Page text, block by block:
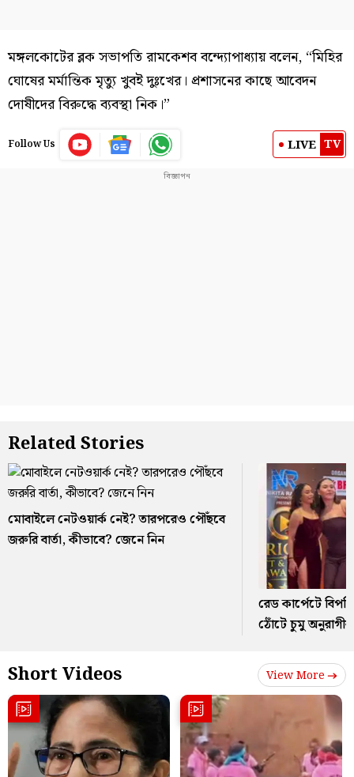
মঙ্গলকোটের ব্লক সভাপতি রামকেশব বন্দ্যোপাধ্যায় বলেন, “মিহির
ঘোষের মর্মান্তিক মৃত্যু খুবই দুঃখের। প্রশাসনের কাছে আবেদন
দোষীদের বিরুদ্ধে ব্যবস্থা নিক।”
Follow Us LIVE TV
Related Stories
মোবাইলে নেটওয়ার্ক নেই? তারপরেও পৌঁছবে
জরুরি বার্তা, কীভাবে? জেনে নিন
রেড কার্পেটে
ঠোঁটে চুমু
Short Videos View More